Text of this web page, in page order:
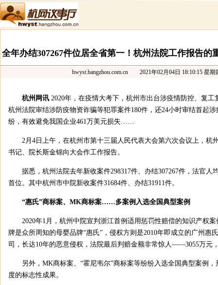
全年办结307267件位居全省第一！杭州法院工作报告的
hwyst.hangzhou.com.cn2021年02月04日 18:10:15 星期
杭州网讯 2020年，在疫情大考下，杭州市出台涉疫情防控、复工
杭州法院审结涉防疫物资诈骗等犯罪案件180件，还24小时审结首起
纷，有效避免我国企业461万美元损失……
2月4日上午，在杭州市第十三届人民代表大会第六次会议上，杭
书记、院长斯金锦向大会作工作报告。
据悉，杭州法院去年新收案件298317件、办结307267件，法官人
首位。其中杭州市中院新收案件31684件、办结31911件。
“惠氏”商标案、MK商标案……多案例入选全国典型案例
2020年1月，杭州中院宣判浙江首例适用惩罚性赔偿的知识产权
牌是众所周知的母婴品牌“惠氏”，侵权方则是2010年即成立的广州惠
司，长达10年的恶意侵权，法院最后判赔金额非常惊人——3055万元
另外，MK商标案、“霍尼韦尔”商标案等纷纷入选全国典型案例
度的标志性成果。